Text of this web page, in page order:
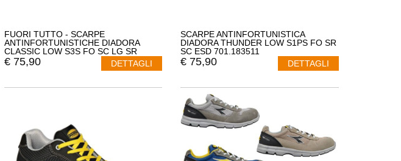
FUORI TUTTO - SCARPE
ANTINFORTUNISTICHE DIADORA
CLASSIC LOW S3S FO SC LG SR
701.181023 MISURA 45 COLORE
MARRONE
€ 75,90 DETTAGLI
SCARPE ANTINFORTUNISTICA
DIADORA THUNDER LOW S1PS FO SR
SC ESD 701.183511
€ 75,90 DETTAGLI